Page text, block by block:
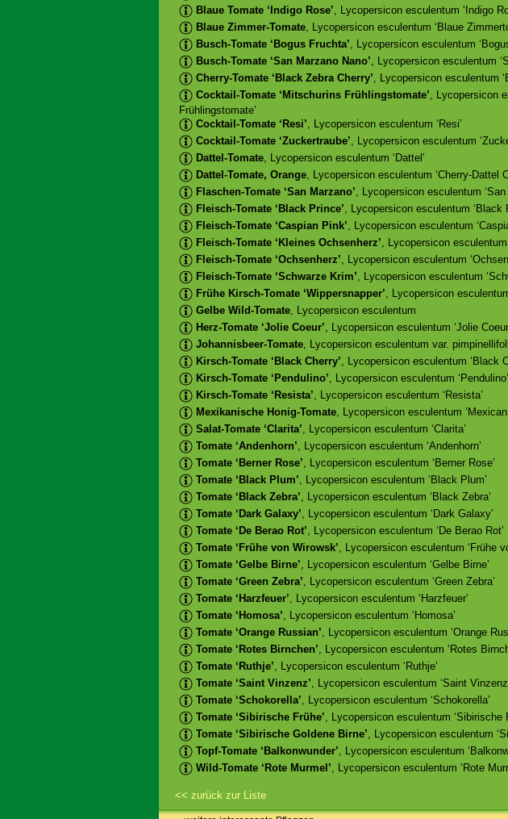
Blaue Tomate ‘Indigo Rose’ , Lycopersicon esculentum ‘Indigo
Blaue Zimmer-Tomate , Lycopersicon esculentum ‘Blaue
Busch-Tomate ‘Bogus Fruchta’ , Lycopersicon esculentum
Busch-Tomate ‘San Marzano Nano’ , Lycopersicon esculentum
Cherry-Tomate ‘Black Zebra Cherry’ , Lycopersicon esculentum
Cocktail-Tomate ‘Mitschurins Frühlingstomate’ , Lycopersicon
Frühlingstomate’
Cocktail-Tomate ‘Resi’ , Lycopersicon esculentum ‘Resi’
Cocktail-Tomate ‘Zuckertraube’ , Lycopersicon esculentum
Dattel-Tomate , Lycopersicon esculentum ‘Dattel’
Dattel-Tomate, Orange , Lycopersicon esculentum ‘Cherry-Dattel
Flaschen-Tomate ‘San Marzano’ , Lycopersicon esculentum ‘San
Fleisch-Tomate ‘Black Prince’ , Lycopersicon esculentum ‘Black
Fleisch-Tomate ‘Caspian Pink’ , Lycopersicon esculentum
Fleisch-Tomate ‘Kleines Ochsenherz’ , Lycopersicon
Fleisch-Tomate ‘Ochsenherz’ , Lycopersicon esculentum
Fleisch-Tomate ‘Schwarze Krim’ , Lycopersicon esculentum
Frühe Kirsch-Tomate ‘Wippersnapper’ , Lycopersicon
Gelbe Wild-Tomate , Lycopersicon esculentum
Herz-Tomate ‘Jolie Coeur’ , Lycopersicon esculentum ‘Jolie
Johannisbeer-Tomate , Lycopersicon esculentum var.
Kirsch-Tomate ‘Black Cherry’ , Lycopersicon esculentum ‘Black
Kirsch-Tomate ‘Pendulino’ , Lycopersicon esculentum ‘Pendulino’
Kirsch-Tomate ‘Resista’ , Lycopersicon esculentum ‘Resista’
Mexikanische Honig-Tomate , Lycopersicon esculentum ‘Mexican
Salat-Tomate ‘Clarita’ , Lycopersicon esculentum ‘Clarita’
Tomate ‘Andenhorn’ , Lycopersicon esculentum ‘Andenhorn’
Tomate ‘Berner Rose’ , Lycopersicon esculentum ‘Berner Rose’
Tomate ‘Black Plum’ , Lycopersicon esculentum ‘Black Plum’
Tomate ‘Black Zebra’ , Lycopersicon esculentum ‘Black Zebra’
Tomate ‘Dark Galaxy’ , Lycopersicon esculentum ‘Dark Galaxy’
Tomate ‘De Berao Rot’ , Lycopersicon esculentum ‘De Berao Rot’
Tomate ‘Frühe von Wirowsk’ , Lycopersicon esculentum ‘Frühe
Tomate ‘Gelbe Birne’ , Lycopersicon esculentum ‘Gelbe Birne’
Tomate ‘Green Zebra’ , Lycopersicon esculentum ‘Green Zebra’
Tomate ‘Harzfeuer’ , Lycopersicon esculentum ‘Harzfeuer’
Tomate ‘Homosa’ , Lycopersicon esculentum ‘Homosa’
Tomate ‘Orange Russian’ , Lycopersicon esculentum ‘Orange
Tomate ‘Rotes Birnchen’ , Lycopersicon esculentum ‘Rotes
Tomate ‘Ruthje’ , Lycopersicon esculentum ‘Ruthje’
Tomate ‘Saint Vinzenz’ , Lycopersicon esculentum ‘Saint
Tomate ‘Schokorella’ , Lycopersicon esculentum ‘Schokorella’
Tomate ‘Sibirische Frühe’ , Lycopersicon esculentum ‘Sibirische
Tomate ‘Sibirische Goldene Birne’ , Lycopersicon esculentum
Topf-Tomate ‘Balkonwunder’ , Lycopersicon esculentum
Wild-Tomate ‘Rote Murmel’ , Lycopersicon esculentum ‘Rote
<< zurück zur Liste